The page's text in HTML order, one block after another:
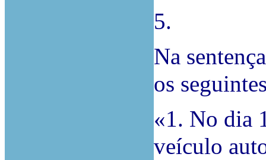
5.
Na
os
«1. No dia
veículo